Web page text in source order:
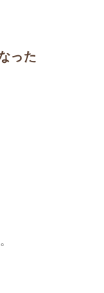
った